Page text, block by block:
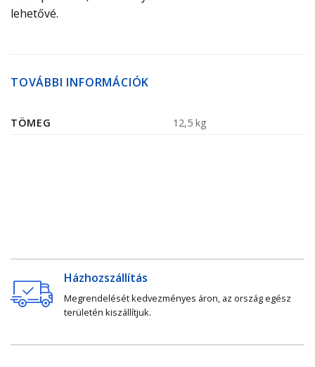
lehetővé.
TOVÁBBI INFORMÁCIÓK
TÖMEG 12,5 kg
Házhozszállítás
Megrendelését kedvezményes áron, az ország egész
területén kiszállítjuk.